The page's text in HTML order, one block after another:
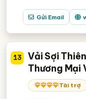
Gửi Email
13
Vải Sợi
Thương Mại
Tài trợ